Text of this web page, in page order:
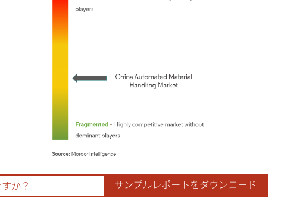
画像 © Mordor Intelligence。再利用にはCC BY 4.0の表示が必要です。